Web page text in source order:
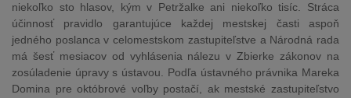
niekoľko sto hlasov, kým v Petržalke ani niekoľko tisíc. Stráca
účinnosť pravidlo garantujúce každej mestskej časti aspoň
jedného poslanca v celomestskom zastupiteľstve a Národná rada
má šesť mesiacov od vyhlásenia nálezu v Zbierke zákonov na
zosúladenie úpravy s ústavou. Podľa ústavného právnika Mareka
Domina pre októbrové voľby postačí, ak mestské zastupiteľstvo